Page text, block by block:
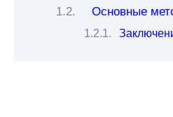
Основные